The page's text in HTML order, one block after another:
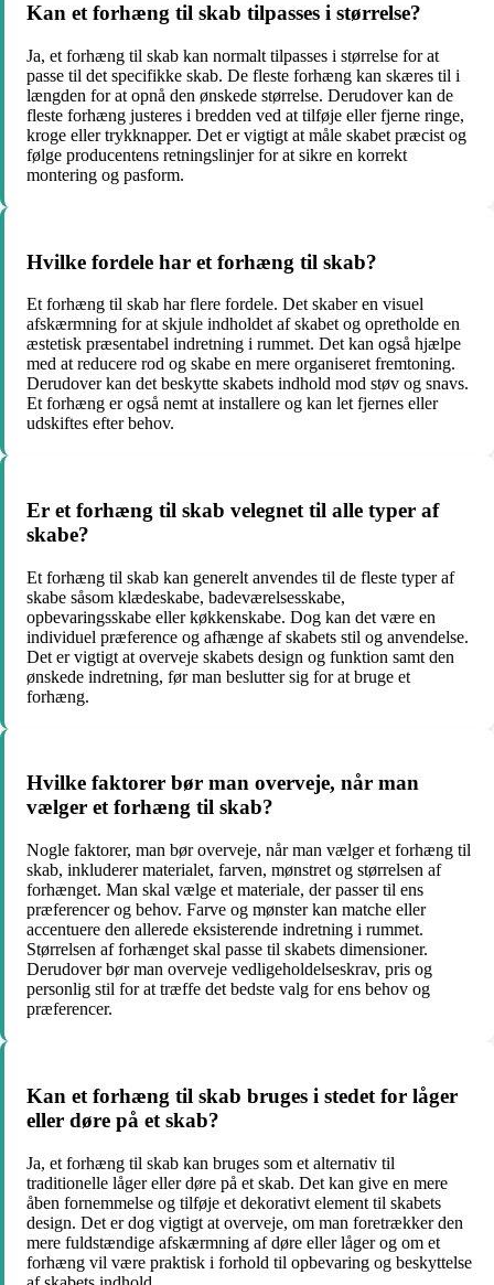
Kan et forhæng til skab tilpasses i størrelse?
Ja, et forhæng til skab kan normalt tilpasses i størrelse for at
passe til det specifikke skab. De fleste forhæng kan skæres til i
længden for at opnå den ønskede størrelse. Derudover kan de
fleste forhæng justeres i bredden ved at tilføje eller fjerne ringe,
kroge eller trykknapper. Det er vigtigt at måle skabet præcist og
følge producentens retningslinjer for at sikre en korrekt
montering og pasform.
Hvilke fordele har et forhæng til skab?
Et forhæng til skab har flere fordele. Det skaber en visuel
afskærmning for at skjule indholdet af skabet og opretholde en
æstetisk præsentabel indretning i rummet. Det kan også hjælpe
med at reducere rod og skabe en mere organiseret fremtoning.
Derudover kan det beskytte skabets indhold mod støv og snavs.
Et forhæng er også nemt at installere og kan let fjernes eller
udskiftes efter behov.
Er et forhæng til skab velegnet til alle typer af
skabe?
Et forhæng til skab kan generelt anvendes til de fleste typer af
skabe såsom klædeskabe, badeværelsesskabe,
opbevaringsskabe eller køkkenskabe. Dog kan det være en
individuel præference og afhænge af skabets stil og anvendelse.
Det er vigtigt at overveje skabets design og funktion samt den
ønskede indretning, før man beslutter sig for at bruge et
forhæng.
Hvilke faktorer bør man overveje, når man
vælger et forhæng til skab?
Nogle faktorer, man bør overveje, når man vælger et forhæng til
skab, inkluderer materialet, farven, mønstret og størrelsen af
forhænget. Man skal vælge et materiale, der passer til ens
præferencer og behov. Farve og mønster kan matche eller
accentuere den allerede eksisterende indretning i rummet.
Størrelsen af forhænget skal passe til skabets dimensioner.
Derudover bør man overveje vedligeholdelseskrav, pris og
personlig stil for at træffe det bedste valg for ens behov og
præferencer.
Kan et forhæng til skab bruges i stedet for låger
eller døre på et skab?
Ja, et forhæng til skab kan bruges som et alternativ til
traditionelle låger eller døre på et skab. Det kan give en mere
åben fornemmelse og tilføje et dekorativt element til skabets
design. Det er dog vigtigt at overveje, om man foretrækker den
mere fuldstændige afskærmning af døre eller låger og om et
forhæng vil være praktisk i forhold til opbevaring og beskyttelse